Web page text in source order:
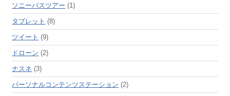
ソニーバスツアー (1)
タブレット (8)
ツイート (9)
ドローン (2)
ナスネ (3)
パーソナルコンテンツステーション (2)